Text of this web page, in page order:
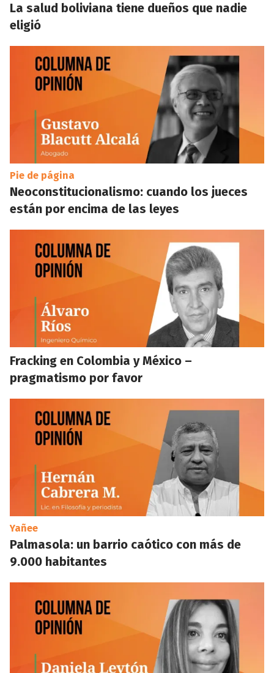
La salud boliviana tiene dueños que nadie
eligió
Pie de página
Neoconstitucionalismo: cuando los jueces
están por encima de las leyes
Fracking en Colombia y México –
pragmatismo por favor
Yañee
Palmasola: un barrio caótico con más de
9.000 habitantes